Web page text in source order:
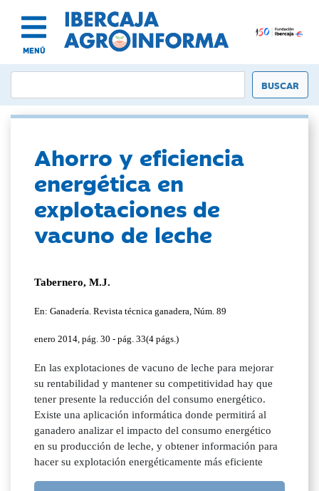
MENÚ
Ahorro y eficiencia
energética en
explotaciones de
vacuno de leche
Tabernero, M.J.
En: Ganadería. Revista técnica ganadera, Núm. 89
enero 2014, pág. 30 - pág. 33(4 págs.)
En las explotaciones de vacuno de leche para mejorar
su rentabilidad y mantener su competitividad hay que
tener presente la reducción del consumo energético.
Existe una aplicación informática donde permitirá al
ganadero analizar el impacto del consumo energético
en su producción de leche, y obtener información para
hacer su explotación energéticamente más eficiente